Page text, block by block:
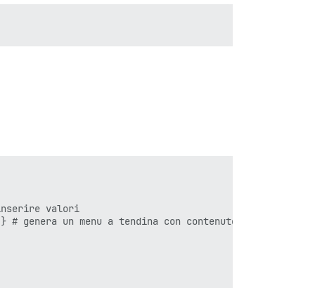
valori
un menu a tendina con contenuto